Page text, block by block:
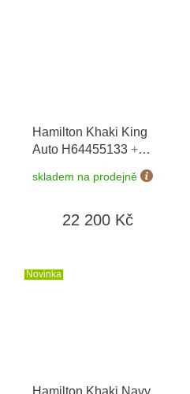
Hamilton Khaki King
Auto H64455133 +
prodloužená záruka 5
let + možnost výměny
skladem na prodejně
22 200 Kč
Novinka
Hamilton Khaki Navy